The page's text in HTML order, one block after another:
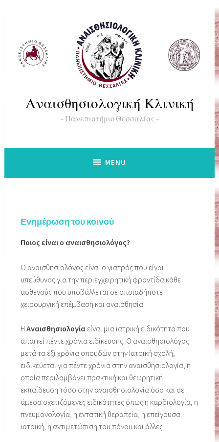
Αναισθησιολογική Κλινική
Πανεπιστήμιο Θεσσαλίας
MENU
Ενημέρωση του κοινού
Ποιος είναι ο αναισθησιολόγος?
Ο αναισθησιολόγος είναι o γιατρός που είναι
υπεύθυνος για την περιεγχειρητική φροντίδα κάθε
ασθενούς που υποβάλλεται σε οποιαδήποτε
χειρουργική επέμβαση και αναισθησία.
Η Αναισθησιολογίαείναι μια ιατρική ειδικότητα που
απαιτεί πέντε χρόνια ειδίκευσης. Ο αναισθησιολόγος
μετά τα έξι χρόνια σπουδών στην Ιατρική σχολή,
ειδικεύεται για πέντε χρόνια στην αναισθησιολογία, η
οποία περιλαμβάνει πρακτική και θεωρητική
εκπαίδευση τόσο στην αναισθησιολογία όσο και σε
άμεσα σχετιζόμενες ειδικότητες όπως η καρδιολογία, η
πνευμονολογία, η εντατική θεραπεία, η επείγουσα
ιατρική, η αντιμετώπιση του πόνου και άλλες.